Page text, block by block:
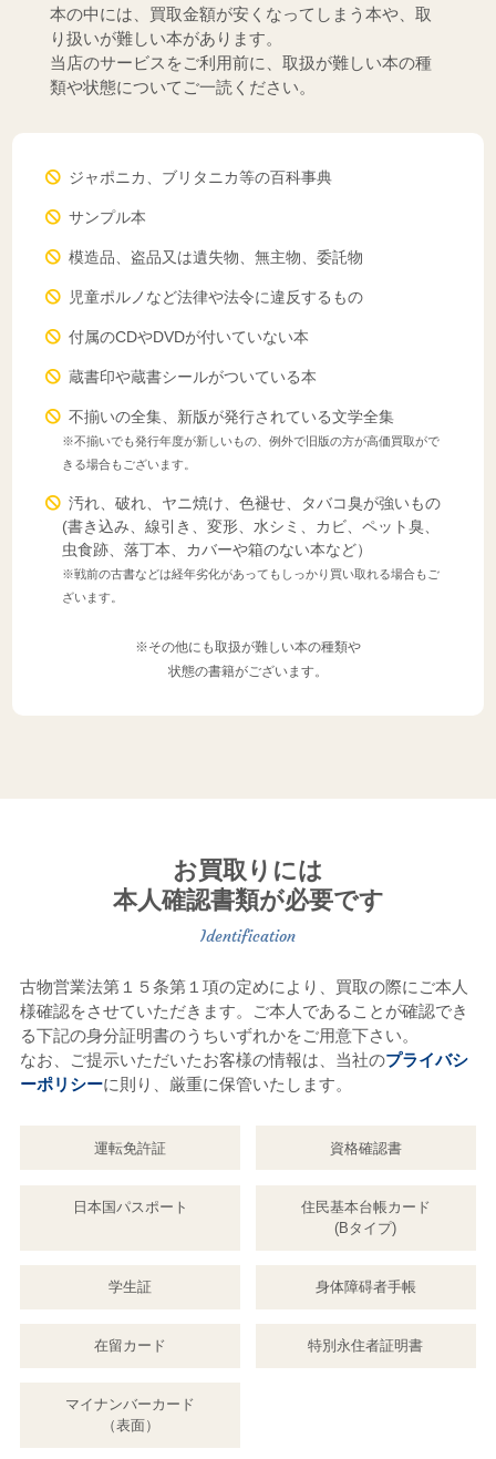
本の中には、買取金額が安くなってしまう本や、取
り扱いが難しい本があります。
当店のサービスをご利用前に、取扱が難しい本の種
類や状態についてご一読ください。
ジャポニカ、ブリタニカ等の百科事典
サンプル本
模造品、盗品又は遺失物、無主物、委託物
児童ポルノなど法律や法令に違反するもの
付属のCDやDVDが付いていない本
蔵書印や蔵書シールがついている本
不揃いの全集、新版が発行されている文学全集
※不揃いでも発行年度が新しいもの、例外で旧版の方が高価買取がで
きる場合もございます。
汚れ、破れ、ヤニ焼け、色褪せ、タバコ臭が強いもの
(書き込み、線引き、変形、水シミ、カビ、ペット臭、
虫食跡、落丁本、カバーや箱のない本など）
※戦前の古書などは経年劣化があってもしっかり買い取れる場合もご
ざいます。
※その他にも取扱が難しい本の種類や
状態の書籍がございます。
お買取りには
本人確認書類が必要です
古物営業法第１５条第１項の定めにより、買取の際にご本人
様確認をさせていただきます。ご本人であることが確認でき
る下記の身分証明書のうちいずれかをご用意下さい。
なお、ご提示いただいたお客様の情報は、当社のプライバシ
ーポリシーに則り、厳重に保管いたします。
運転免許証 資格確認書
日本国パスポート
住民基本台帳カード
(Bタイプ)
学生証 身体障碍者手帳
在留カード 特別永住者証明書
マイナンバーカード
（表面）